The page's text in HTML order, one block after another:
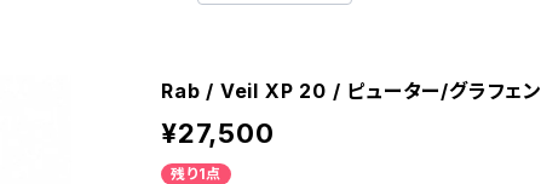
Rab / Veil XP 20 / ピューター/グラフェン
¥27,500
残り1点